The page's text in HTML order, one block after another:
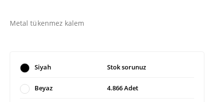
Metal tükenmez kalem
Siyah Stok sorunuz
Beyaz 4.866 Adet